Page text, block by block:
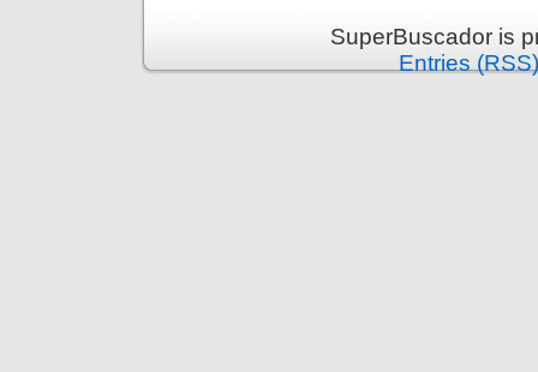
SuperBuscador is
Entries (RSS)